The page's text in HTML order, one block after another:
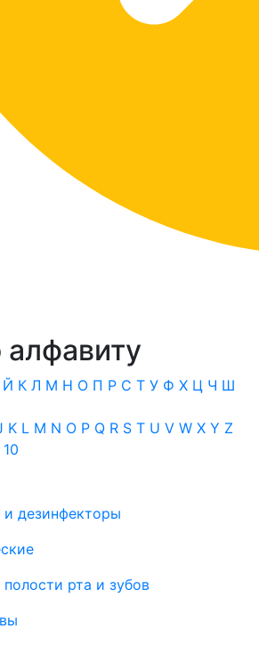
Й К Л М Н О П Р С Т У Ф Х Ц Ч Ш
K L M N O P Q R S T U V W X Y Z
10
и дезинфекторы
полости рта и зубов